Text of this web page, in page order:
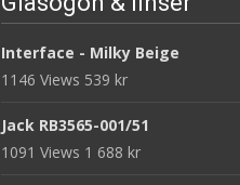
Interface - Milky Beige
1146 Views 539 kr
Jack RB3565-001/51
1091 Views 1 688 kr